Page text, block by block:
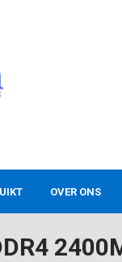
OVER ONS